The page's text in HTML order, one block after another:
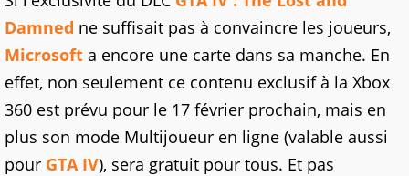
Damned ne suffisait pas à convaincre les joueurs,
Microsoft a encore une carte dans sa manche. En
effet, non seulement ce contenu exclusif à la Xbox
360 est prévu pour le 17 février prochain, mais en
plus son mode Multijoueur en ligne (valable aussi
pour GTA IV), sera gratuit pour tous. Et pas